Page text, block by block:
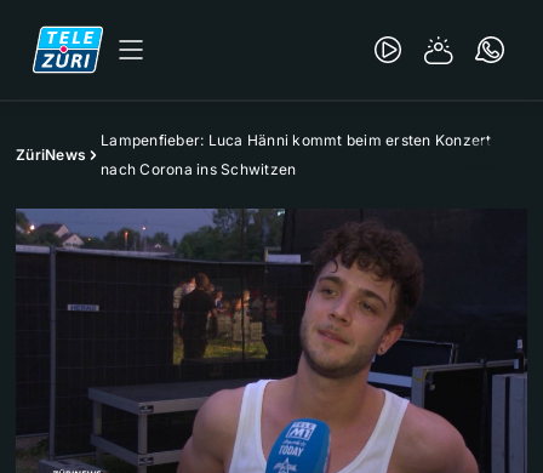
ZüriNews
Lampenfieber: Luca Hänni kommt beim ersten Konzert
nach Corona ins Schwitzen